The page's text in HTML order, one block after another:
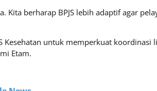
Kita berharap BPJS lebih adaptif agar
Kesehatan untuk memperkuat koordinasi
Etam.